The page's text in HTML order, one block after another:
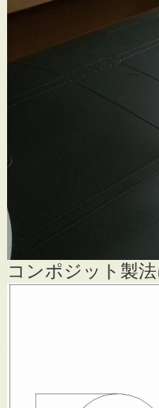
コンポジット製